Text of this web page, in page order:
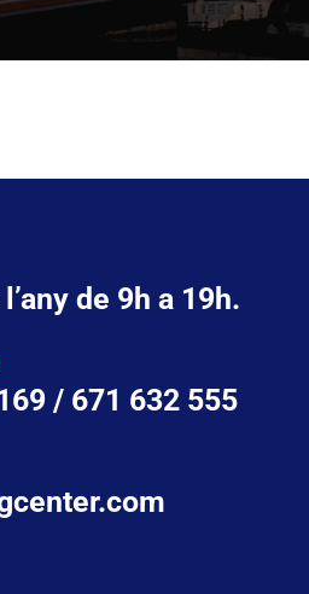
de 9h a 19h.
/ 671 632 555